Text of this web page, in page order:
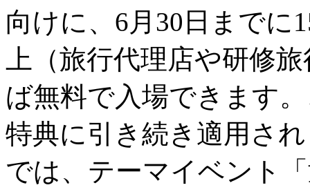
向けに、6月30日までに
上（旅行代理店や研修
ば無料で入場できます
特典に引き続き適用さ
では、テーマイベント